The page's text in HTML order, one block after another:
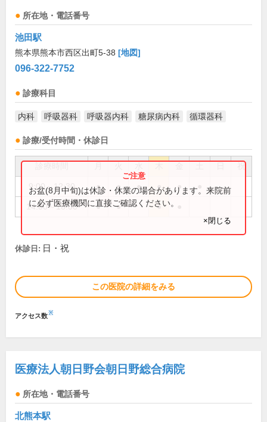
所在地・電話番号
池田駅
熊本県熊本市西区出町5-38 [地図]
096-322-7752
診療科目
内科 呼吸器科 呼吸器内科 糖尿病内科 循環器科
診療/受付時間・休診日
祝
9:00～12:30 ● ● ● ● ●
14:00～18:00 ● ● ●
お盆(8月中旬)は休診・休業の場合があります。来院前
に必ず医療機関に直接ご確認ください。
×閉じる
休診日: 日・祝
この医院の詳細をみる
アクセス数※
医療法人朝日野会朝日野総合病院
所在地・電話番号
北熊本駅